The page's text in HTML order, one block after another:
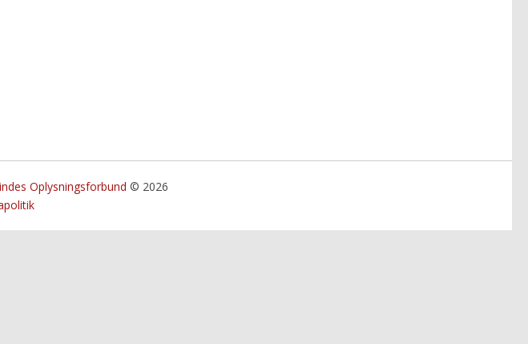
Oplysningsforbund © 2026